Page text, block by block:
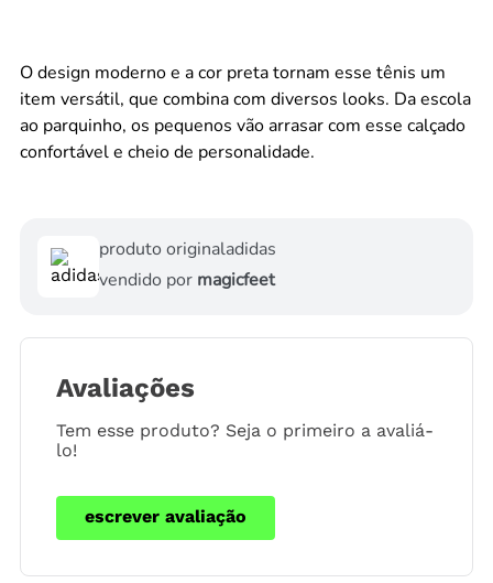
O design moderno e a cor preta tornam esse tênis um
item versátil, que combina com diversos looks. Da escola
ao parquinho, os pequenos vão arrasar com esse calçado
confortável e cheio de personalidade.
produto originaladidas
vendido por magicfeet
Avaliações
Tem esse produto? Seja o primeiro a avaliá-
lo!
escrever avaliação